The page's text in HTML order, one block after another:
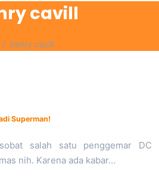
cavill
henry cavill
Superman!
salah satu penggemar DC
nih. Karena ada kabar…